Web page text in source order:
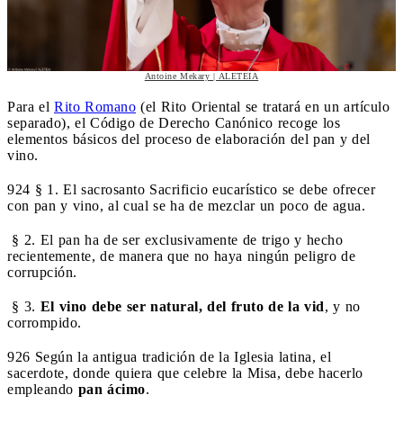
Antoine Mekary | ALETEIA
Para el Rito Romano (el Rito Oriental se tratará en un artículo
separado), el Código de Derecho Canónico recoge los
elementos básicos del proceso de elaboración del pan y del
vino.
924 § 1. El sacrosanto Sacrificio eucarístico se debe ofrecer
con pan y vino, al cual se ha de mezclar un poco de agua.
§ 2. El pan ha de ser exclusivamente de trigo y hecho
recientemente, de manera que no haya ningún peligro de
corrupción.
§ 3. El vino debe ser natural, del fruto de la vid, y no
corrompido.
926 Según la antigua tradición de la Iglesia latina, el
sacerdote, donde quiera que celebre la Misa, debe hacerlo
empleando pan ácimo.